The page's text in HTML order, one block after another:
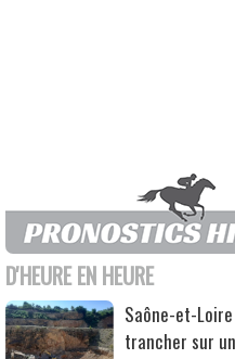
D'HEURE EN HEURE
Saône-et-
trancher sur